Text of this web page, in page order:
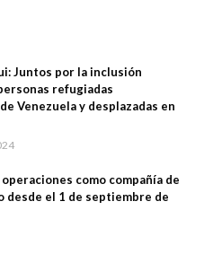
Juntos por la inclusión
refugiadas
Venezuela y desplazadas en
como compañía de
desde el 1 de septiembre de